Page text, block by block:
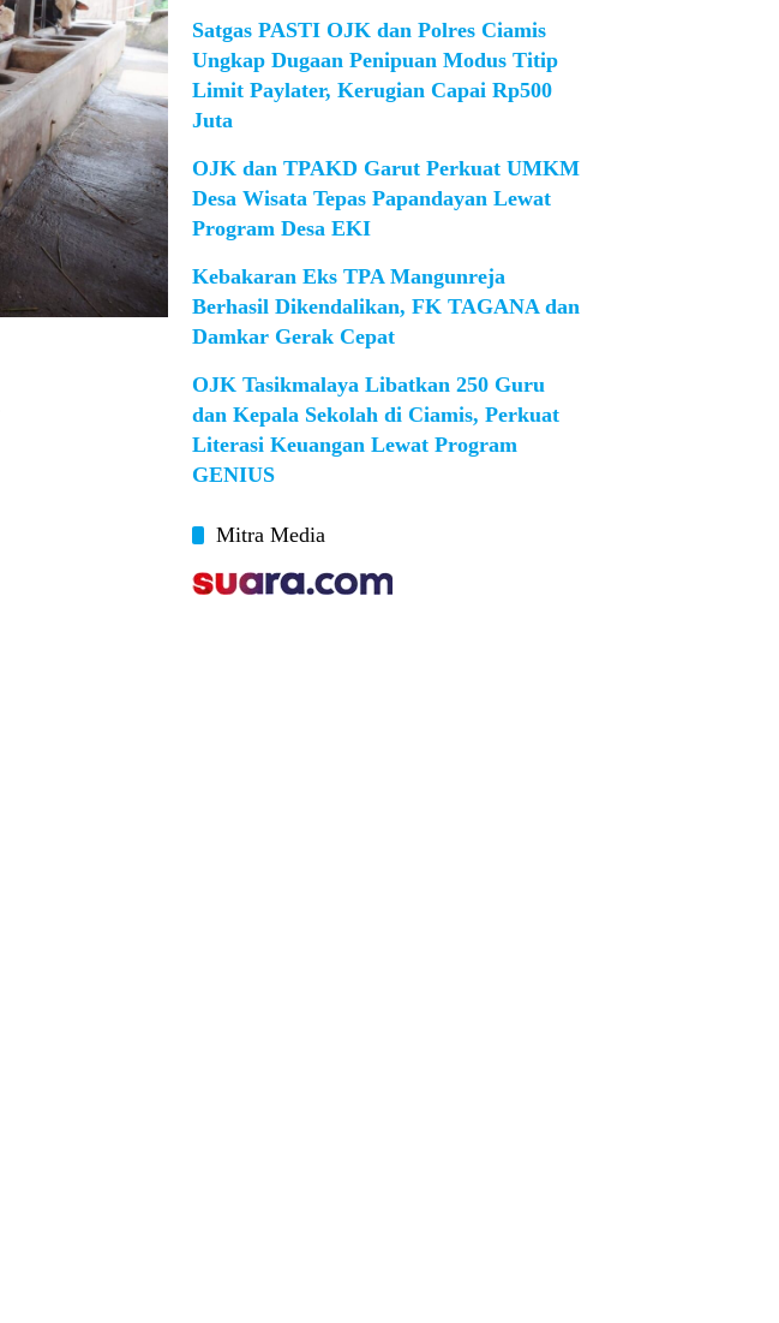
Satgas PASTI OJK dan Polres Ciamis
Ungkap Dugaan Penipuan Modus Titip
Limit Paylater, Kerugian Capai Rp500
Juta
OJK dan TPAKD Garut Perkuat UMKM
Desa Wisata Tepas Papandayan Lewat
Program Desa EKI
Kebakaran Eks TPA Mangunreja
Berhasil Dikendalikan, FK TAGANA dan
Damkar Gerak Cepat
OJK Tasikmalaya Libatkan 250 Guru
dan Kepala Sekolah di Ciamis, Perkuat
Literasi Keuangan Lewat Program
GENIUS
Mitra Media